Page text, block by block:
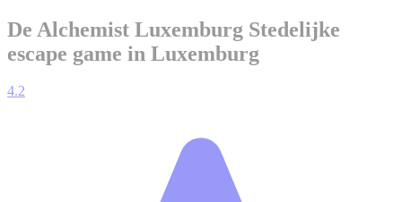
De Alchemist Luxemburg Stedelijke
escape game in Luxemburg
4.2